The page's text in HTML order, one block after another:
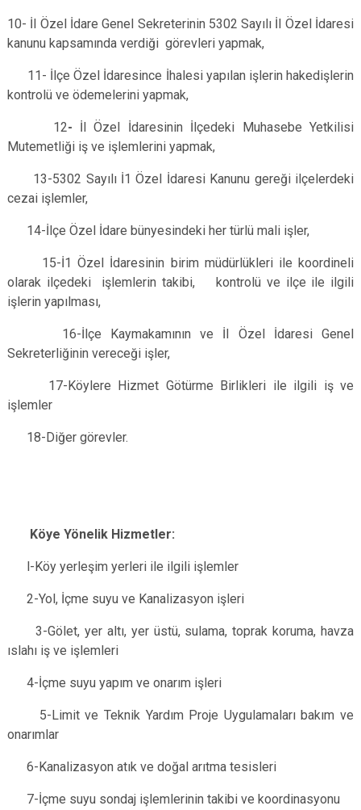
10- İl Özel İdare Genel Sekreterinin 5302 Sayılı İl Özel İdaresi
kanunu kapsamında verdiği görevleri yapmak,
11- İlçe Özel İdaresince İhalesi yapılan işlerin hakedişlerin
kontrolü ve ödemelerini yapmak,
12- İl Özel İdaresinin İlçedeki Muhasebe Yetkilisi
Mutemetliği iş ve işlemlerini yapmak,
13-5302 Sayılı İ1 Özel İdaresi Kanunu gereği ilçelerdeki
cezai işlemler,
14-İlçe Özel İdare bünyesindeki her türlü mali işler,
15-İ1 Özel İdaresinin birim müdürlükleri ile koordineli
olarak ilçedeki işlemlerin takibi, kontrolü ve ilçe ile ilgili
işlerin yapılması,
16-İlçe Kaymakamının ve İl Özel İdaresi Genel
Sekreterliğinin vereceği işler,
17-Köylere Hizmet Götürme Birlikleri ile ilgili iş ve
işlemler
18-Diğer görevler.
Köye Yönelik Hizmetler:
l-Köy yerleşim yerleri ile ilgili işlemler
2-Yol, İçme suyu ve Kanalizasyon işleri
3-Gölet, yer altı, yer üstü, sulama, toprak koruma, havza
ıslahı iş ve işlemleri
4-İçme suyu yapım ve onarım işleri
5-Limit ve Teknik Yardım Proje Uygulamaları bakım ve
onarımlar
6-Kanalizasyon atık ve doğal arıtma tesisleri
7-İçme suyu sondaj işlemlerinin takibi ve koordinasyonu